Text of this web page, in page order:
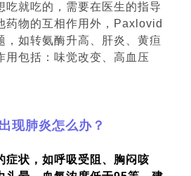
吃就吃的，需要在医生的指导
药物的互相作用外，Paxlovid
，如转氨酶升高、肝炎、黄疸
用包括：味觉改变、高血压
现肺炎怎么办？
症状，如呼吸受阻、胸闷咳